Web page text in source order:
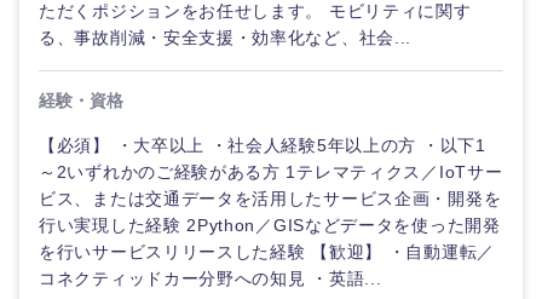
経営企
画・事業
企画
すべての経営企画・事業企
画
経営企画・事業企画
経営ボード
商社・卸
エネルギー・資源・環境
北海道・東北地方
北海道 青森県
希望年収
ただくポジションをお任せします。 モビリティに関す
る、事故削減・安全支援・効率化など、社会...
経験・資格
【必須】 ・大卒以上 ・社会人経験5年以上の方 ・以下1
～2いずれかのご経験がある方 1テレマティクス／IoTサー
ビス、または交通データを活用したサービス企画・開発を
行い実現した経験 2Python／GISなどデータを使った開発
を行いサービスリリースした経験 【歓迎】 ・自動運転／
コネクティッドカー分野への知見 ・英語...